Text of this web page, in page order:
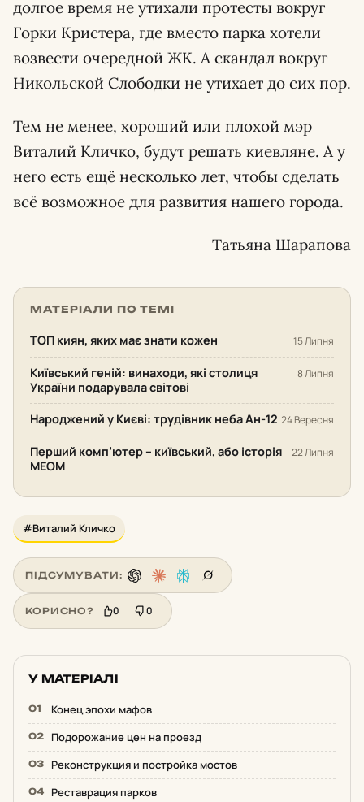
долгое время не утихали протесты вокруг
Горки Кристера, где вместо парка хотели
возвести очередной ЖК. А скандал вокруг
Никольской Слободки не утихает до сих пор.
Тем не менее, хороший или плохой мэр
Виталий Кличко, будут решать киевляне. А у
него есть ещё несколько лет, чтобы сделать
всё возможное для развития нашего города.
Татьяна Шарапова
МАТЕРІАЛИ ПО ТЕМІ
ТОП киян, яких має знати кожен 15 Липня
Київський геній: винаходи, які столиця
України подарувала світові
8 Липня
Народжений у Києві: трудівник неба Ан-12 24 Вересня
Перший комп’ютер – київський, або історія
МЕОМ
22 Липня
#Виталий Кличко
ПІДСУМУВАТИ:
КОРИСНО? 0 0
У МАТЕРІАЛІ
Конец эпохи мафов
Подорожание цен на проезд
Реконструкция и постройка мостов
Реставрация парков